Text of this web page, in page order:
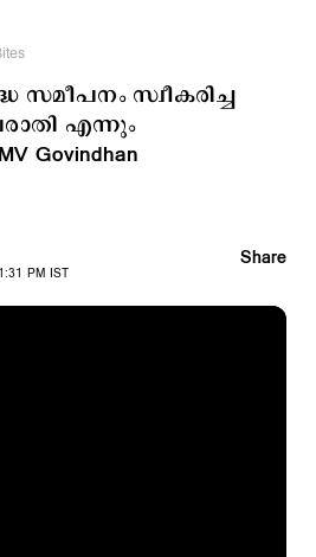
സമീപനം സ്വീകരിച്ച
എന്നും
Govindhan
PM IST
Share